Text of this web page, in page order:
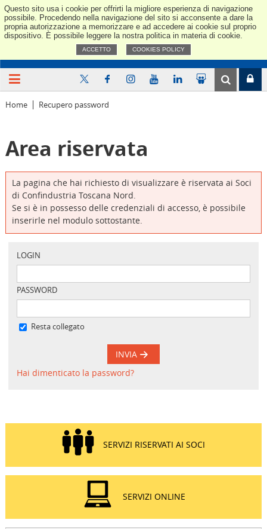
Questo sito usa i cookie per offrirti la migliore esperienza di navigazione
possibile. Procedendo nella navigazione del sito si acconsente a dare la
propria autorizzazione a memorizzare e ad accedere ai cookie sul proprio
dispositivo. È possibile leggere la nostra politica in materia di cookie.
ACCETTO COOKIES POLICY
Home Recupero password
Area riservata
La pagina che hai richiesto di visualizzare è riservata ai Soci
di Confindustria Toscana Nord.
Se si è in possesso delle credenziali di accesso, è possibile
inserirle nel modulo sottostante.
LOGIN
PASSWORD
Resta collegato
INVIA
Hai dimenticato la password?
SERVIZI RISERVATI AI SOCI
SERVIZI ONLINE